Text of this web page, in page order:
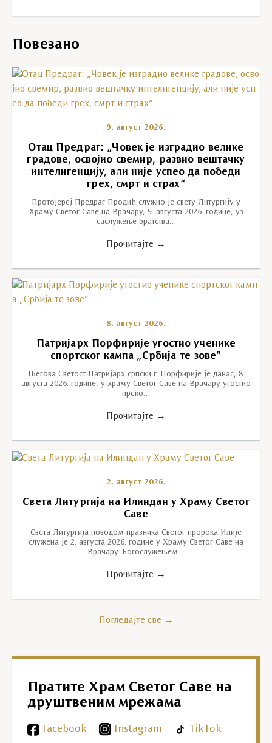
Повезано
9. август 2026.
Отац Предраг: „Човек је изградио велике
градове, освојио свемир, развио вештачку
интелигенцију, али није успео да победи
грех, смрт и страх“
Протојереј Предраг Продић служио је свету Литургију у
Храму Светог Саве на Врачару, 9. августа 2026. године, уз
саслужење братства…
Прочитајте →
8. август 2026.
Патријарх Порфирије угостио ученике
спортског кампа „Србија те зове”
Његова Светост Патријарх српски г. Порфирије је данас, 8.
августа 2026. године, у храму Светог Саве на Врачару угостио
преко…
Прочитајте →
2. август 2026.
Света Литургија на Илиндан у Храму Светог
Саве
Света Литургија поводом празника Светог пророка Илије
служена је 2. августа 2026. године у Храму Светог Саве на
Врачару. Богослужењем…
Прочитајте →
Погледајте све →
Пратите Храм Светог Саве на
друштвеним мрежама
Facebook Instagram TikTok